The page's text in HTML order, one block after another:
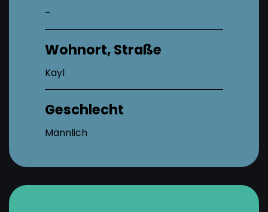
–
Wohnort, Straße
Kayl
Geschlecht
Männlich